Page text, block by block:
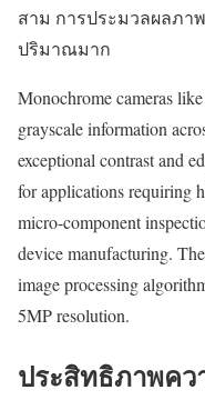
สาม การประมวลผลภา
ปริมาณมาก
Monochrome cameras
grayscale information
exceptional contrast and
for applications requiring
micro-component
device manufacturing.
image processing
5MP resolution.
ประสิทธิภาพคว